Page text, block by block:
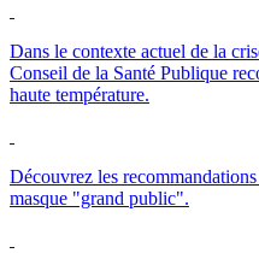
Dans le contexte actuel de la
Conseil de la Santé Publique
haute température.
Découvrez les
masque "grand public".